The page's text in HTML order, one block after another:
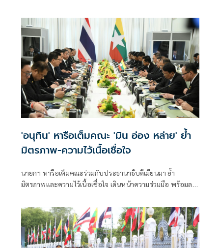
การทูตไทยบนเวทีโลก
'อนุทิน' หารือเต็มคณะ 'มิน อ่อง หล่าย' ย้ำ
มิตรภาพ-ความไว้เนื้อเชื่อใจ
นายกฯ หารือเต็มคณะร่วมกับประธานาธิบดีเมียนมา ย้ำ
มิตรภาพและความไว้เนื้อเชื่อใจ เดินหน้าความร่วมมือ พร้อมลง
คุณภาพน้ำ -เทคโนโลยีอวกาศ